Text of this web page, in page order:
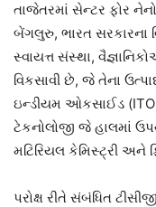
તાજેતરમાં સેન્ટર ફોર
બેંગલુરુ, ભારત સરકારના
સ્વાયત્ત સંસ્થા,
વિકસાવી છે, જે તેના
ઇન્ડીયમ ઓકસાઈડ (ITO
ટેકનોલોજી જે હાલમાં
મટિરિયલ કેમિસ્ટ્રી અને
પરોક્ષ રીતે સંબંધિત